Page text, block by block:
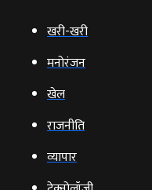
खरी-खरी
मनोरंजन
खेल
राजनीति
व्‍यापार